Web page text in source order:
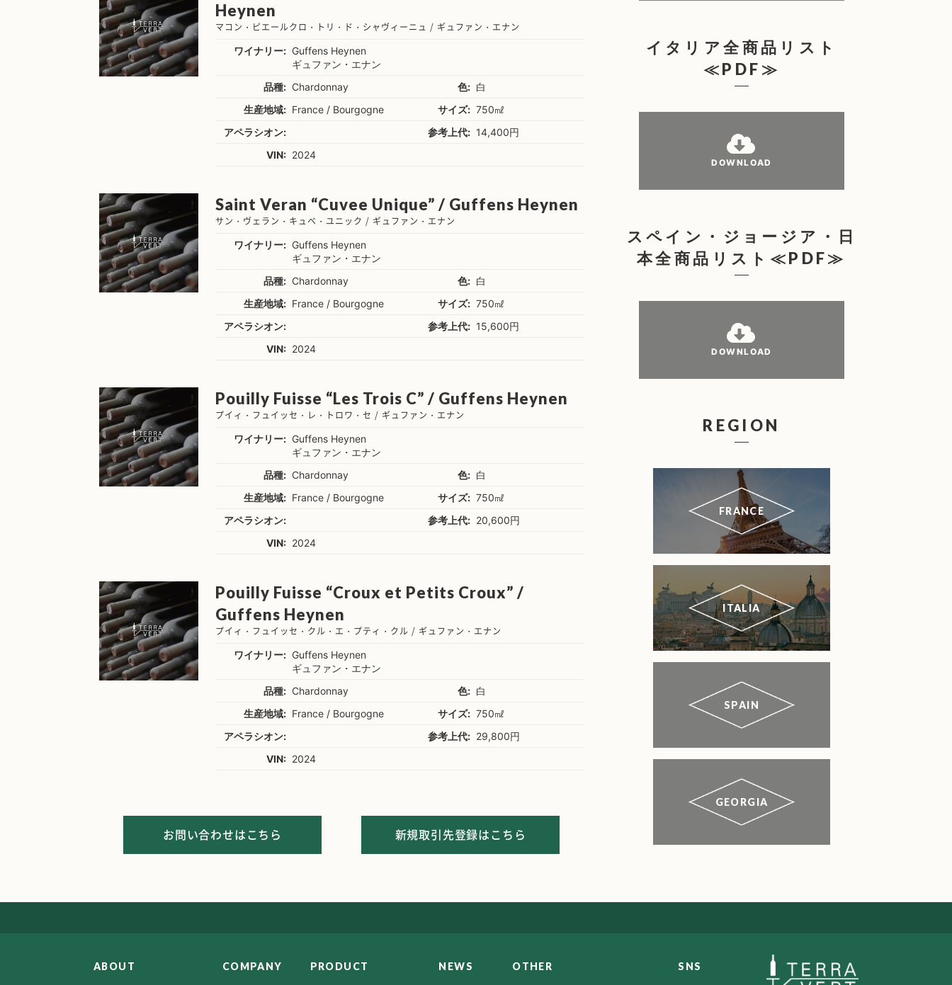
Heynen
マコン・ピエールクロ・トリ・ド・シャヴィーニュ / ギュファン・エナン
ワイナリー: Guffens Heynen
ギュファン・エナン
品種: Chardonnay 色: 白
生産地域: France / Bourgogne サイズ: 750㎖
アペラシオン:
参考上代: 14,400円
VIN: 2024
Saint Veran “Cuvee Unique” / Guffens Heynen
サン・ヴェラン・キュベ・ユニック / ギュファン・エナン
ワイナリー: Guffens Heynen
ギュファン・エナン
品種: Chardonnay 色: 白
生産地域: France / Bourgogne サイズ: 750㎖
アペラシオン:
参考上代: 15,600円
VIN: 2024
Pouilly Fuisse “Les Trois C” / Guffens Heynen
プイィ・フュイッセ・レ・トロワ・セ / ギュファン・エナン
ワイナリー: Guffens Heynen
ギュファン・エナン
品種: Chardonnay 色: 白
生産地域: France / Bourgogne サイズ: 750㎖
アペラシオン:
参考上代: 20,600円
VIN: 2024
Pouilly Fuisse “Croux et Petits Croux” /
Guffens Heynen
プイィ・フュイッセ・クル・エ・プティ・クル / ギュファン・エナン
ワイナリー: Guffens Heynen
ギュファン・エナン
品種: Chardonnay 色: 白
生産地域: France / Bourgogne サイズ: 750㎖
アペラシオン:
参考上代: 29,800円
VIN: 2024
お問い合わせはこちら 新規取引先登録はこちら
イタリア全商品リスト
≪PDF≫
DOWNLOAD
スペイン・ジョージア・日
本全商品リスト≪PDF≫
DOWNLOAD
REGION
FRANCE
ITALIA
SPAIN
GEORGIA
ABOUT COMPANY PRODUCT NEWS OTHER SNS